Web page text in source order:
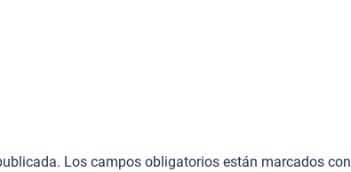
Los campos obligatorios están marcados con